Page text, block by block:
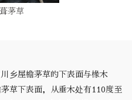
茅草
乡屋檐茅草的下表面与椽木
草下表面，从垂木处有110度至